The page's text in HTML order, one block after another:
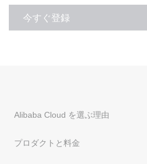
今すぐ登録
Alibaba Cloud を選ぶ理由
プロダクトと料金